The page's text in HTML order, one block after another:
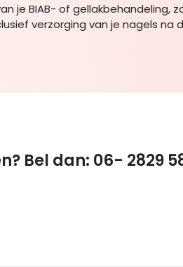
je BIAB- of gellakbehandeling,
verzorging van je nagels na
Bel dan: 06- 2829